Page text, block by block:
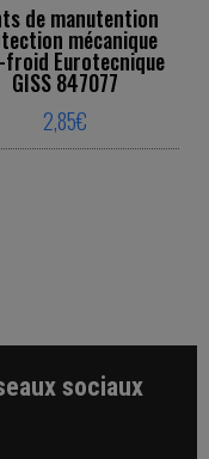
variants. The
de manutention
mécanique
Eurotecnique
GISS 847077
2,85€
sociaux